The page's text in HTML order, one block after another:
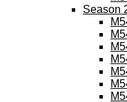
Season